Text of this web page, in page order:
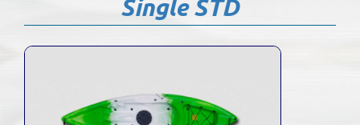
Single STD